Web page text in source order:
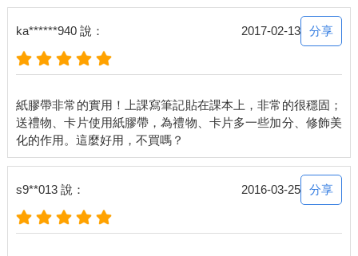
ka******940 說： 2017-02-13 分享
紙膠帶非常的實用！上課寫筆記貼在課本上，非常的很穩固；
送禮物、卡片使用紙膠帶，為禮物、卡片多一些加分、修飾美
s9**013 說： 2016-03-25 分享